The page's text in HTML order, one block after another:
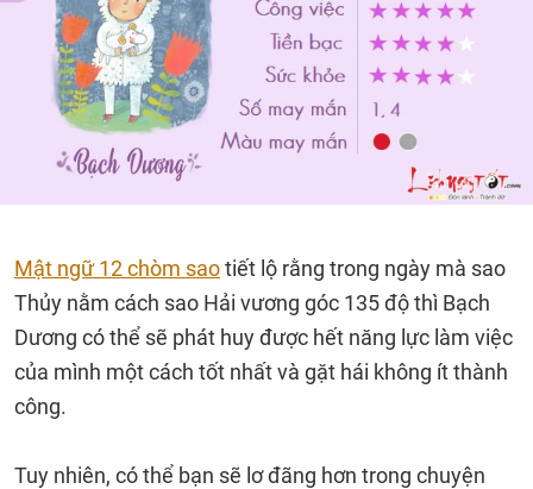
Mật ngữ 12 chòm saotiết lộ rằng trong ngày mà sao
Thủy nằm cách sao Hải vương góc 135 độ thì Bạch
Dương có thể sẽ phát huy được hết năng lực làm việc
của mình một cách tốt nhất và gặt hái không ít thành
công.
Tuy nhiên, có thể bạn sẽ lơ đãng hơn trong chuyện